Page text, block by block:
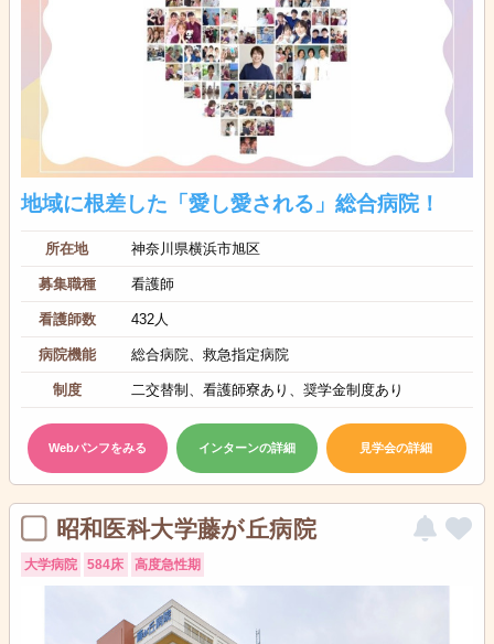
地域に根差した「愛し愛される」総合病院！
所在地 神奈川県横浜市旭区
募集職種 看護師
看護師数 432人
病院機能 総合病院、救急指定病院
制度 二交替制、看護師寮あり、奨学金制度あり
Webパンフをみる インターンの詳細 見学会の詳細
昭和医科大学藤が丘病院
大学病院 584床 高度急性期